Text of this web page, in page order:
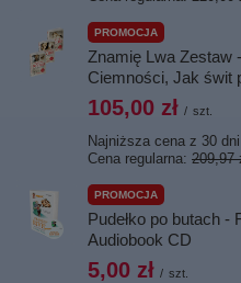
PROMOCJA
Znamię Lwa Zestaw
Ciemności, Jak świt
105,00 zł / szt.
Najniższa cena z 30
Cena regularna: 209,97
PROMOCJA
Pudełko po butach
Audiobook CD
5,00 zł / szt.